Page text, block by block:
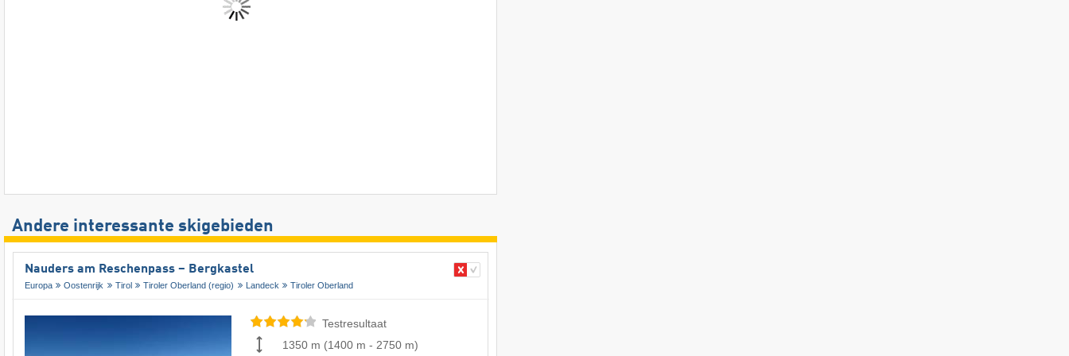
Andere interessante skigebieden
Nauders am Reschenpass – Bergkastel
Europa Oostenrijk Tirol Tiroler Oberland (regio) Landeck Tiroler Oberland
Testresultaat
1350 m (1400 m - 2750 m)